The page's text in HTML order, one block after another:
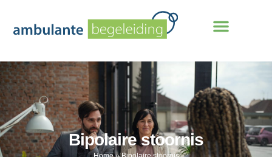
Bipolaire stoornis